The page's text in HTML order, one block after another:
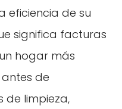
eficiencia de su
significa facturas
hogar más
de
de limpieza,